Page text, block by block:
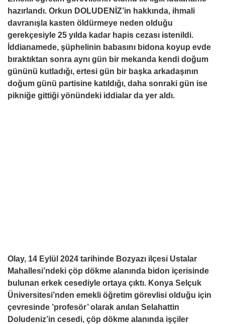
hazırlandı. Orkun DOLUDENİZ’in hakkında, ihmali
davranışla kasten öldürmeye neden olduğu
gerekçesiyle 25 yılda kadar hapis cezası istenildi.
İddianamede, şüphelinin babasını bidona koyup evde
bıraktıktan sonra aynı gün bir mekanda kendi doğum
gününü kutladığı, ertesi gün bir başka arkadaşının
doğum günü partisine katıldığı, daha sonraki gün ise
pikniğe gittiği yönündeki iddialar da yer aldı.
Olay, 14 Eylül 2024 tarihinde Bozyazı ilçesi Ustalar
Mahallesi’ndeki çöp dökme alanında bidon içerisinde
bulunan erkek cesediyle ortaya çıktı. Konya Selçuk
Üniversitesi’nden emekli öğretim görevlisi olduğu için
çevresinde ’profesör’ olarak anılan Selahattin
Doludeniz’in cesedi, çöp dökme alanında işçiler